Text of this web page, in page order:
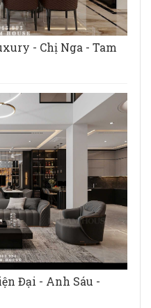
- Chị Nga - Tam
Đại - Anh Sáu -